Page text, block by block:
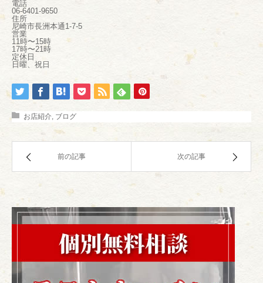
電話
06-6401-9650
住所
尼崎市長洲本通1-7-5
営業
11時〜15時
17時〜21時
定休日
日曜、祝日
お店紹介 ブログ
前の記事 次の記事